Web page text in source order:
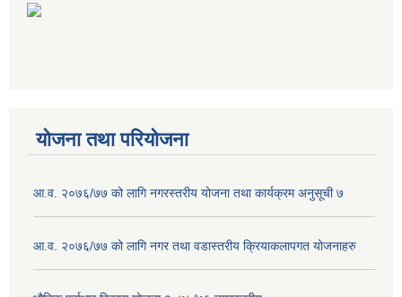
योजना तथा परियोजना
आ.व. २०७६/७७ को लागि नगरस्तरीय योजना तथा कार्यक्रम अनुसूची ७
आ.व. २०७६/७७ को लागि नगर तथा वडास्तरीय क्रियाकलापगत योजनाहरु